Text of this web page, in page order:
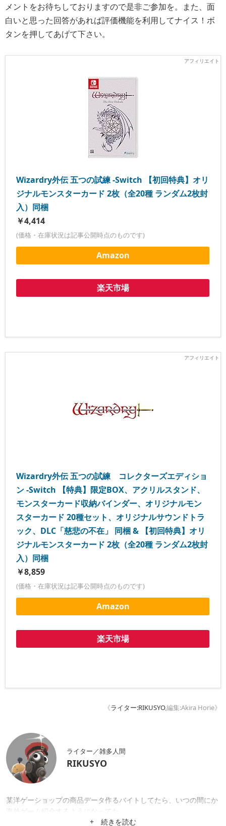
メントをお待ちしておりますので是非ご参加を。また、面
白いと思った回答があれば評価機能を利用してナイス！ボ
タンを押してあげて下さい。
Wizardry外伝 五つの試練 -Switch 【初回特典】オリ
ジナルモンスターカード 2枚（全20種 ランダム2枚封
入）同梱
￥4,414
(価格・在庫状況は記事公開時点のものです)
Amazon
楽天市場
Wizardry外伝 五つの試練 コレクターズエディショ
ン -Switch 【特典】限定BOX、アクリルスタンド、
モンスターカード収納バインダー、オリジナルモン
スターカード 20種セット、オリジナルサウンドトラ
ック、DLC「慈悲の不在」 同梱 & 【初回特典】オリ
ジナルモンスターカード 2枚（全20種 ランダム2枚封
入）同梱
￥8,859
(価格・在庫状況は記事公開時点のものです)
Amazon
楽天市場
《ライター:RIKUSYO,編集:Akira Horie》
ライター／雑多人間
RIKUSYO
某洋ゲーショップの商品データ作るバイトしてたら、いつの間にか
海外ゲーム紹介するようになってた。
+ 続きを読む